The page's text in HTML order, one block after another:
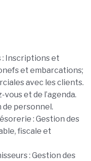
: Inscriptions et
et embarcations;
avec les clients.
et de l’agenda.
de personnel.
: Gestion des
fiscale et
: Gestion des